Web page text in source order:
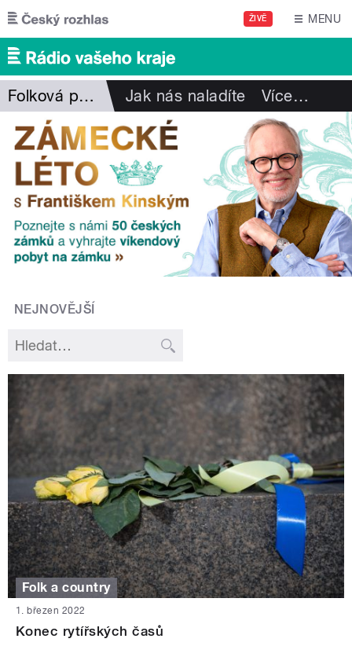
Přejít k hlavnímu obsahu
ŽIVĚ MENU
Folková pohlazení Jak nás naladíte Více…
NEJNOVĚJŠÍ
Folk a country
1. březen 2022
Konec rytířských časů